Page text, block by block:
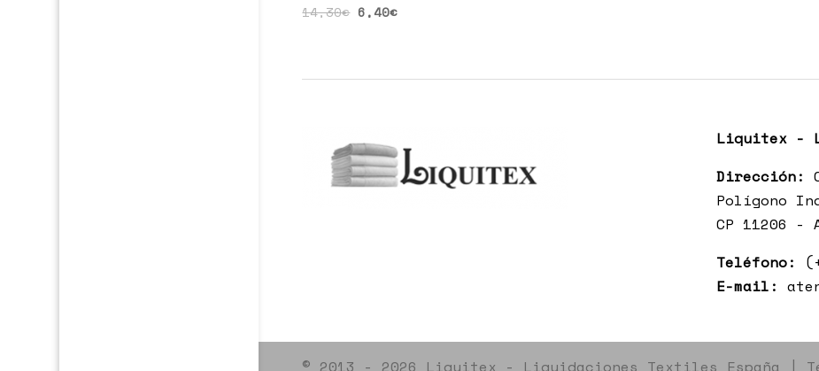
14,30€ 6,40€
Liquitex -
Dirección:
Polígono
CP 11206 -
Teléfono:
E-mail:
© 2013 - 2026 Liquitex - Liquidaciones Textiles España |